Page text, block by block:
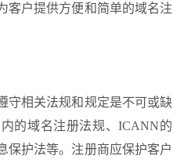
客户提供方便和简单的域名注
守相关法规和规定是不可或缺
的域名注册法规、ICANN的
保护法等。注册商应保护客户